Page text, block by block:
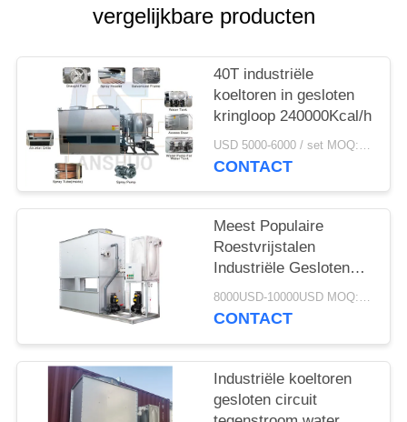
vergelijkbare producten
40T industriële
koeltoren in gesloten
kringloop 240000Kcal/h
USD 5000-6000 / set MOQ:1 set
CONTACT
Meest Populaire
Roestvrijstalen
Industriële Gesloten
Koeltoren Koeltoren
Met Standaard
8000USD-10000USD MOQ:1 SET
CONTACT
Industriële koeltoren
gesloten circuit